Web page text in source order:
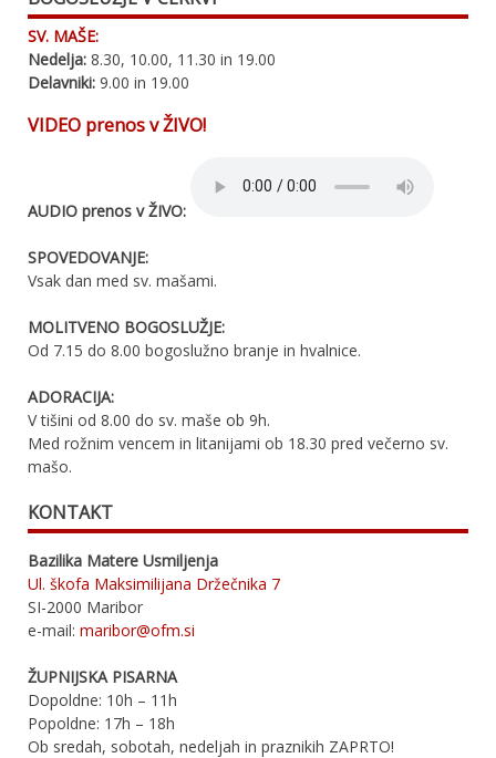
SV. MAŠE:
Nedelja: 8.30, 10.00, 11.30 in 19.00
Delavniki: 9.00 in 19.00
VIDEO prenos v ŽIVO!
AUDIO prenos v ŽIVO:
SPOVEDOVANJE:
Vsak dan med sv. mašami.
MOLITVENO BOGOSLUŽJE:
Od 7.15 do 8.00 bogoslužno branje in hvalnice.
ADORACIJA:
V tišini od 8.00 do sv. maše ob 9h.
Med rožnim vencem in litanijami ob 18.30 pred večerno sv.
mašo.
KONTAKT
Bazilika Matere Usmiljenja
Ul. škofa Maksimilijana Držečnika 7
SI-2000 Maribor
e-mail: maribor@ofm.si
ŽUPNIJSKA PISARNA
Dopoldne: 10h – 11h
Popoldne: 17h – 18h
Ob sredah, sobotah, nedeljah in praznikih ZAPRTO!